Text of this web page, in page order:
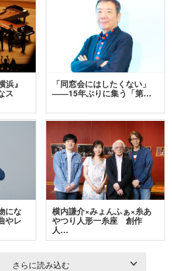
浜』
ス
「同窓会にはしたくない」
――15年ぶりに集う「第…
にな
やレ
横内謙介×みょんふぁ×糸あ
やつり人形一糸座 創作
人…
さらに読み込む